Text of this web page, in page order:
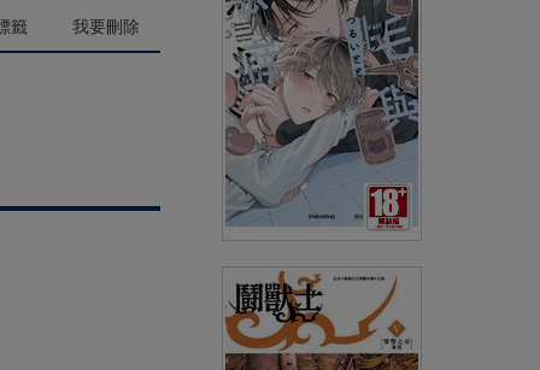
籤 我要刪除
貓毛與惡癖(全)特典版
NT$180 90折 NT$162 ( USD5.38)